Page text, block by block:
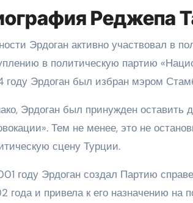
Реджепа
Эрдоган активно участвовал в
в политическую партию
году Эрдоган был избран мэром
Эрдоган был принужден оставить
Тем не менее, это не
сцену Турции.
году Эрдоган создал Партию
года и привела к его назначению на